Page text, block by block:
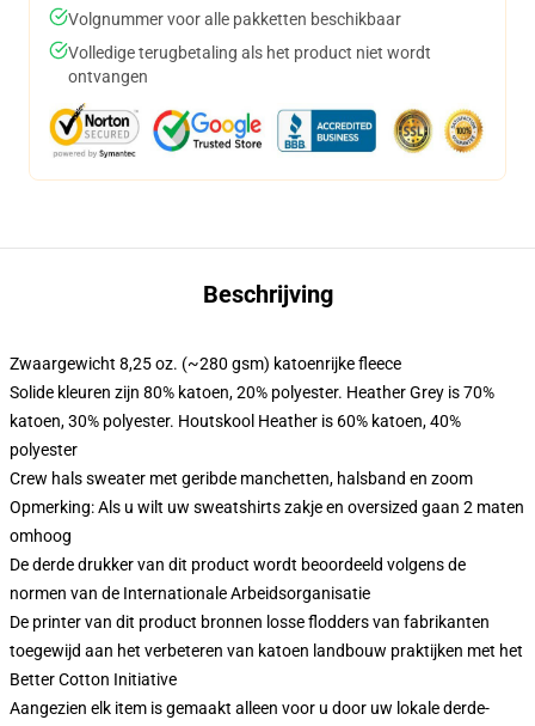
Volgnummer voor alle pakketten beschikbaar
Volledige terugbetaling als het product niet wordt
ontvangen
Beschrijving
Zwaargewicht 8,25 oz. (~280 gsm) katoenrijke fleece
Solide kleuren zijn 80% katoen, 20% polyester. Heather Grey is 70%
katoen, 30% polyester. Houtskool Heather is 60% katoen, 40%
polyester
Crew hals sweater met geribde manchetten, halsband en zoom
Opmerking: Als u wilt uw sweatshirts zakje en oversized gaan 2 maten
omhoog
De derde drukker van dit product wordt beoordeeld volgens de
normen van de Internationale Arbeidsorganisatie
De printer van dit product bronnen losse flodders van fabrikanten
toegewijd aan het verbeteren van katoen landbouw praktijken met het
Better Cotton Initiative
Aangezien elk item is gemaakt alleen voor u door uw lokale derde-